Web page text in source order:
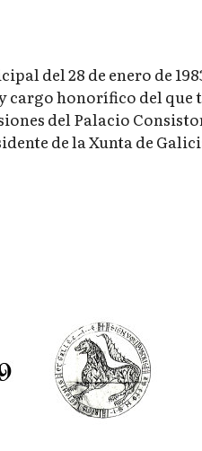
del 28 de enero de
cargo honorífico del que
del Palacio
de la Xunta de